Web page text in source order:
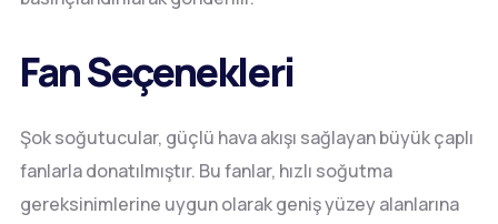
Fan Seçenekleri
Şok soğutucular, güçlü hava akışı sağlayan büyük çaplı
fanlarla donatılmıştır. Bu fanlar, hızlı soğutma
gereksinimlerine uygun olarak geniş yüzey alanlarına